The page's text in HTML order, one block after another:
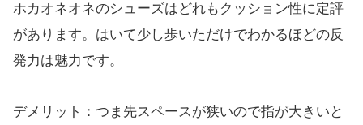
ホカオネオネのシューズはどれもクッション性に定評
があります。はいて少し歩いただけでわかるほどの反
発力は魅力です。
デメリット：つま先スペースが狭いので指が大きいと